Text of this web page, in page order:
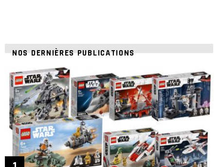
NOS DERNIÈRES PUBLICATIONS